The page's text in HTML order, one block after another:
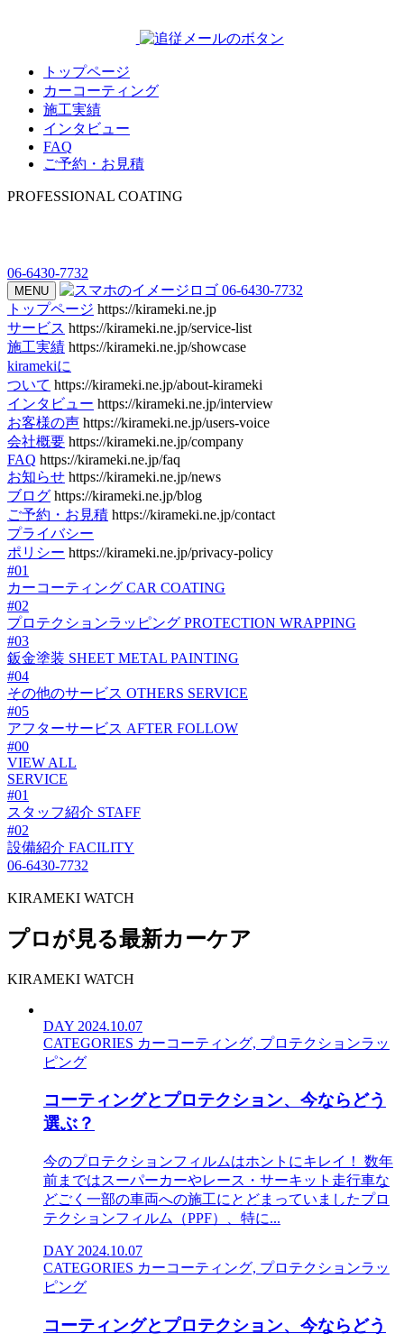
トップページ
カーコーティング
施工実績
インタビュー
FAQ
ご予約・お見積
PROFESSIONAL COATING
06-6430-7732
MENU
06-6430-7732
トップページ https://kirameki.ne.jp
サービス https://kirameki.ne.jp/service-list
施工実績 https://kirameki.ne.jp/showcase
kiramekiに
ついて https://kirameki.ne.jp/about-kirameki
インタビュー https://kirameki.ne.jp/interview
お客様の声 https://kirameki.ne.jp/users-voice
会社概要 https://kirameki.ne.jp/company
FAQ https://kirameki.ne.jp/faq
お知らせ https://kirameki.ne.jp/news
ブログ https://kirameki.ne.jp/blog
ご予約・お見積 https://kirameki.ne.jp/contact
プライバシー
ポリシー https://kirameki.ne.jp/privacy-policy
#01
カーコーティング CAR COATING
#02
プロテクションラッピング PROTECTION WRAPPING
#03
鈑金塗装 SHEET METAL PAINTING
#04
その他のサービス OTHERS SERVICE
#05
アフターサービス AFTER FOLLOW
#00
VIEW ALL
SERVICE
#01
スタッフ紹介 STAFF
#02
設備紹介 FACILITY
06-6430-7732
KIRAMEKI WATCH
プロが見る最新カーケア
KIRAMEKI WATCH
DAY 2024.10.07
CATEGORIES カーコーティング, プロテクションラッ
ピング
コーティングとプロテクション、今ならどう
選ぶ？
今のプロテクションフィルムはホントにキレイ！ 数年
前まではスーパーカーやレース・サーキット走行車な
どごく一部の車両への施工にとどまっていましたプロ
テクションフィルム（PPF）、特に...
DAY 2024.10.07
CATEGORIES カーコーティング, プロテクションラッ
ピング
コーティングとプロテクション、今ならどう